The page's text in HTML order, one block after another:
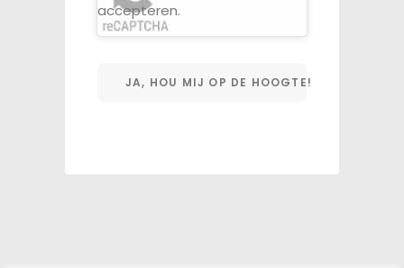
accepteren.
JA, HOU MIJ OP DE HOOGTE!